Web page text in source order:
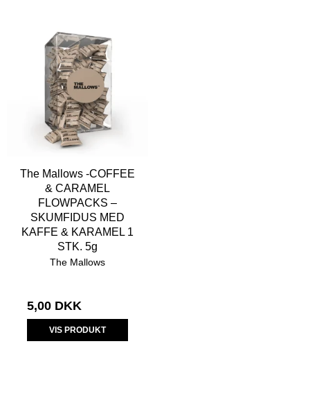
The Mallows -COFFEE
& CARAMEL
FLOWPACKS –
SKUMFIDUS MED
KAFFE & KARAMEL 1
STK. 5g
The Mallows
5,00 DKK
VIS PRODUKT